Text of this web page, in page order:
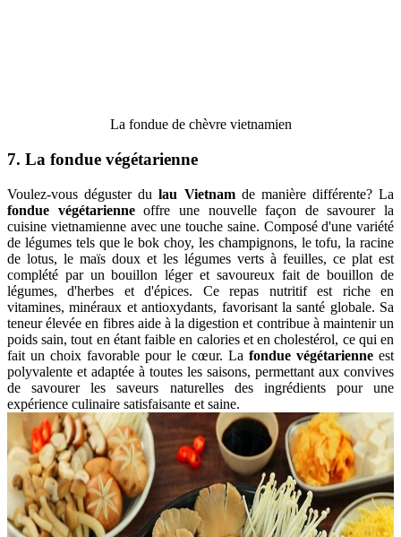
La fondue de chèvre vietnamien
7. La fondue végétarienne
Voulez-vous déguster dulau Vietnamde manière différente? La
fondue végétarienneoffre une nouvelle façon de savourer la
cuisine vietnamienne avec une touche saine. Composé d'une variété
de légumes tels que le bok choy, les champignons, le tofu, la racine
de lotus, le maïs doux et les légumes verts à feuilles, ce plat est
complété par un bouillon léger et savoureux fait de bouillon de
légumes, d'herbes et d'épices. Ce repas nutritif est riche en
vitamines, minéraux et antioxydants, favorisant la santé globale. Sa
teneur élevée en fibres aide à la digestion et contribue à maintenir un
poids sain, tout en étant faible en calories et en cholestérol, ce qui en
fait un choix favorable pour le cœur. La fondue végétarienne est
polyvalente et adaptée à toutes les saisons, permettant aux convives
de savourer les saveurs naturelles des ingrédients pour une
expérience culinaire satisfaisante et saine.